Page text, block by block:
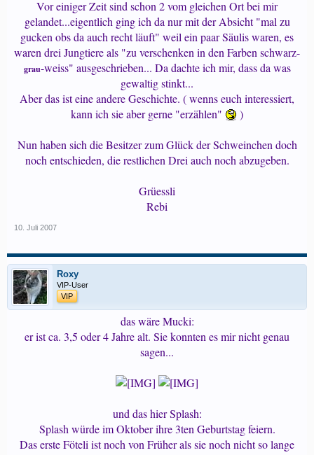
Vor einiger Zeit sind schon 2 vom gleichen Ort bei mir
gelandet...eigentlich ging ich da nur mit der Absicht "mal zu
gucken obs da auch recht läuft" weil ein paar Säulis waren, es
waren drei Jungtiere als "zu verschenken in den Farben schwarz-
grau-weiss" ausgeschrieben... Da dachte ich mir, dass da was
gewaltig stinkt...
Aber das ist eine andere Geschichte. ( wenns euch interessiert,
kann ich sie aber gerne "erzählen"
)
Nun haben sich die Besitzer zum Glück der Schweinchen doch
noch entschieden, die restlichen Drei auch noch abzugeben.
Grüessli
Rebi
10. Juli 2007
Roxy
VIP-User
VIP
das wäre Mucki:
er ist ca. 3,5 oder 4 Jahre alt. Sie konnten es mir nicht genau
sagen...
und das hier Splash:
Splash würde im Oktober ihre 3ten Geburtstag feiern.
Das erste Föteli ist noch von Früher als sie noch nicht so lange